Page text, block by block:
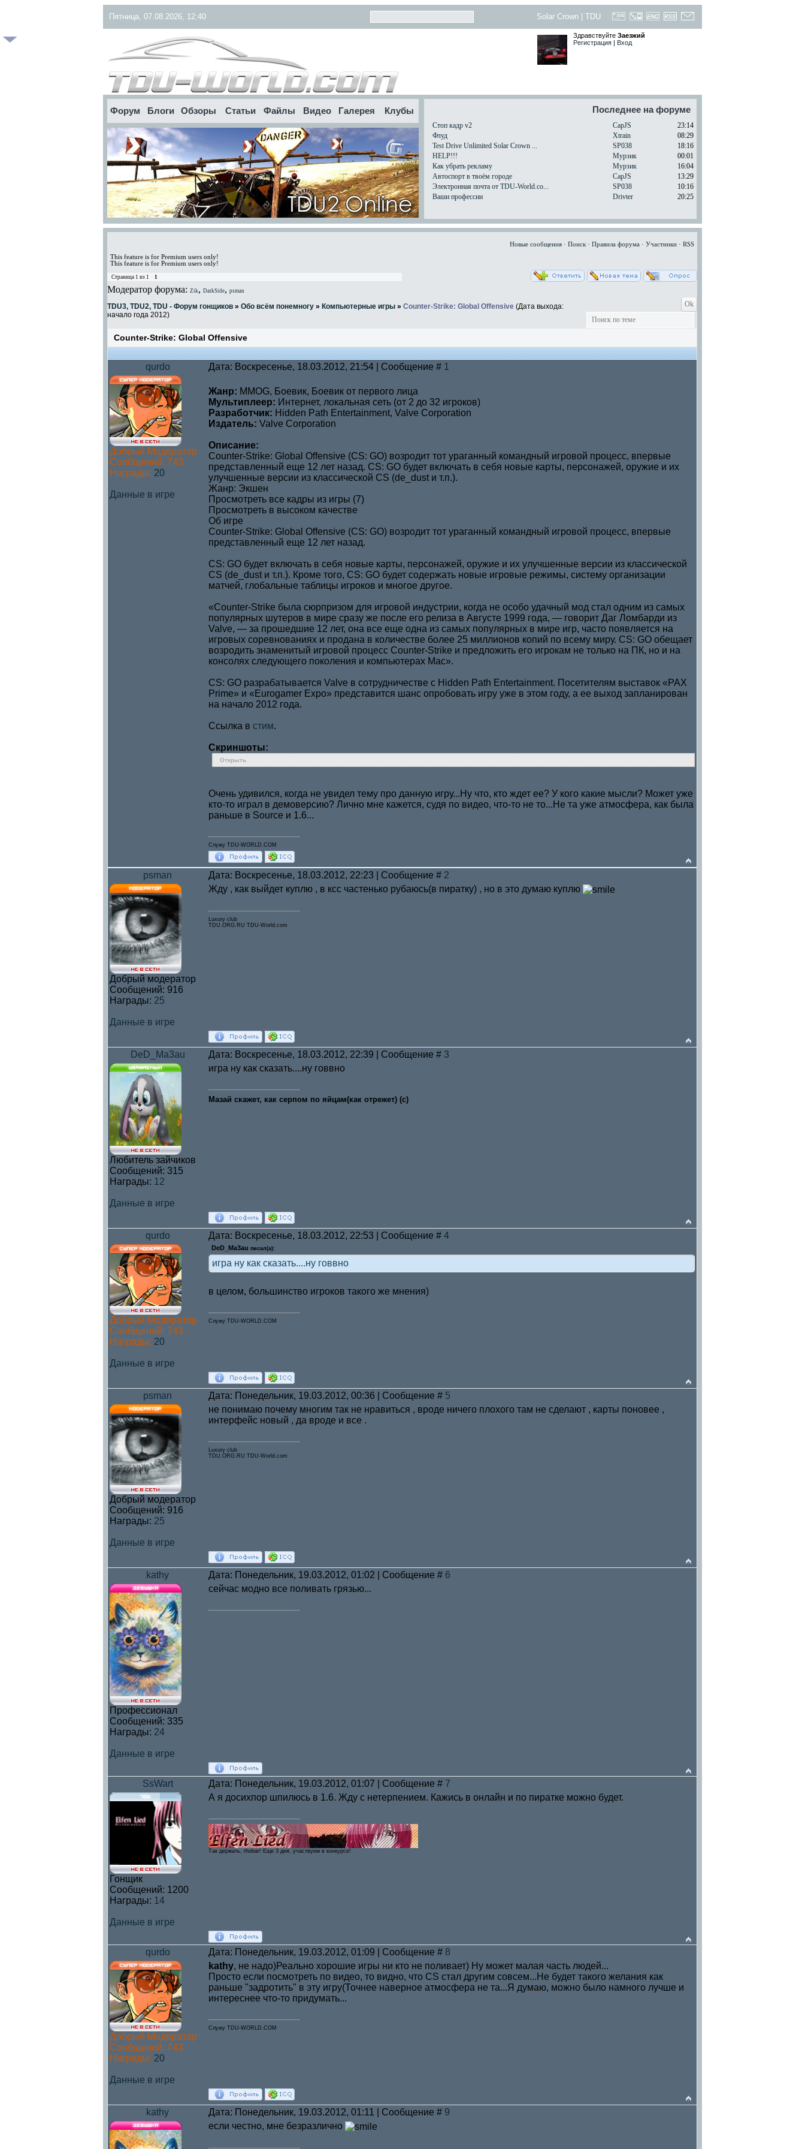
Пятница, 07.08.2026, 12:40 Solar Crown TDU
Здравствуйте Заезжий
Регистрация | Вход
Форум Блоги Обзоры Статьи Файлы Видео Галерея Клубы Последнее на форуме
Стоп кадр v2 CapJS
23:14
Флуд
Xtrain
08:29
Test Drive Unlimited Solar Crown ...
SP038
18:16
HELP!!!
Мурзик
00:01
Как убрать рекламу
Мурзик
16:04
Автоспорт в твоём городе
CapJS
13:29
Электронная почта от TDU-World.co...
SP038
10:16
Ваши профессии
Drivter 20:25
Новые сообщения · Поиск · Правила форума · Участники · RSS
This feature is for Premium users only!
This feature is for Premium users only!
Страница 1 из 1 1
Модератор форума: Zik, DarkSide, psman
TDU3, TDU2, TDU - Форум гонщиков » Обо всём понемногу » Компьютерные игры » Counter-Strike: Global Offensive (Дата выхода:
начало года 2012)
Counter-Strike: Global Offensive
qurdo Дата: Воскресенье, 18.03.2012, 21:54 | Сообщение # 1
Добрый Модератор
Сообщений: 743
Награды: 20
Данные в игре
Жанр: MMOG, Боевик, Боевик от первого лица
Мультиплеер: Интернет, локальная сеть (от 2 до 32 игроков)
Разработчик: Hidden Path Entertainment, Valve Corporation
Издатель: Valve Corporation
Описание:
Counter-Strike: Global Offensive (CS: GO) возродит тот ураганный командный игровой процесс, впервые
представленный еще 12 лет назад. CS: GO будет включать в себя новые карты, персонажей, оружие и их
улучшенные версии из классической CS (de_dust и т.п.).
Жанр: Экшен
Просмотреть все кадры из игры (7)
Просмотреть в высоком качестве
Об игре
Counter-Strike: Global Offensive (CS: GO) возродит тот ураганный командный игровой процесс, впервые
представленный еще 12 лет назад.
CS: GO будет включать в себя новые карты, персонажей, оружие и их улучшенные версии из классической
CS (de_dust и т.п.). Кроме того, CS: GO будет содержать новые игровые режимы, систему организации
матчей, глобальные таблицы игроков и многое другое.
«Counter-Strike была сюрпризом для игровой индустрии, когда не особо удачный мод стал одним из самых
популярных шутеров в мире сразу же после его релиза в Августе 1999 года, — говорит Даг Ломбарди из
Valve, — за прошедшие 12 лет, она все еще одна из самых популярных в мире игр, часто появляется на
игровых соревнованиях и продана в количестве более 25 миллионов копий по всему миру. CS: GO обещает
возродить знаменитый игровой процесс Counter-Strike и предложить его игрокам не только на ПК, но и на
консолях следующего поколения и компьютерах Mac».
CS: GO разрабатывается Valve в сотрудничестве с Hidden Path Entertainment. Посетителям выставок «PAX
Prime» и «Eurogamer Expo» представится шанс опробовать игру уже в этом году, а ее выход запланирован
на начало 2012 года.
Ссылка в стим.
Скриншоты:
Открыть
Очень удивился, когда не увидел тему про данную игру...Ну что, кто ждет ее? У кого какие мысли? Может уже
кто-то играл в демоверсию? Лично мне кажется, судя по видео, что-то не то...Не та уже атмосфера, как была
раньше в Source и 1.6...
Служу TDU-WORLD.COM
psman Дата: Воскресенье, 18.03.2012, 22:23 | Сообщение # 2
Добрый модератор
Сообщений: 916
Награды: 25
Данные в игре
Жду , как выйдет куплю , в ксс частенько рубаюсь(в пиратку) , но в это думаю куплю
Luxury club
TDU.ORG.RU TDU-World.com
DeD_Ma3au Дата: Воскресенье, 18.03.2012, 22:39 | Сообщение # 3
Любитель зайчиков
Сообщений: 315
Награды: 12
Данные в игре
игра ну как сказать....ну говвно
Мазай скажет, как серпом по яйцам(как отрежет) (с)
qurdo Дата: Воскресенье, 18.03.2012, 22:53 | Сообщение # 4
Добрый Модератор
Сообщений: 743
Награды: 20
Данные в игре
DeD_Ma3au писал(а):
игра ну как сказать....ну говвно
в целом, большинство игроков такого же мнения)
Служу TDU-WORLD.COM
psman Дата: Понедельник, 19.03.2012, 00:36 | Сообщение # 5
Добрый модератор
Сообщений: 916
Награды: 25
Данные в игре
не понимаю почему многим так не нравиться , вроде ничего плохого там не сделают , карты поновее ,
интерфейс новый , да вроде и все .
Luxury club
TDU.ORG.RU TDU-World.com
kathy Дата: Понедельник, 19.03.2012, 01:02 | Сообщение # 6
Профессионал
Сообщений: 335
Награды: 24
Данные в игре
сейчас модно все поливать грязью...
SsWart Дата: Понедельник, 19.03.2012, 01:07 | Сообщение # 7
Гонщик
Сообщений: 1200
Награды: 14
Данные в игре
А я досихпор шпилюсь в 1.6. Жду с нетерпением. Кажись в онлайн и по пиратке можно будет.
Так держать, rhobar! Eще 3 дня, участвуем в конкурсе!
qurdo Дата: Понедельник, 19.03.2012, 01:09 | Сообщение # 8
Добрый Модератор
Сообщений: 743
Награды: 20
Данные в игре
kathy, не надо)Реально хорошие игры ни кто не поливает) Ну может малая часть людей...
Просто если посмотреть по видео, то видно, что CS стал другим совсем...Не будет такого желания как
раньше "задротить" в эту игру(Точнее наверное атмосфера не та...Я думаю, можно было намного лучше и
интереснее что-то придумать...
Служу TDU-WORLD.COM
kathy Дата: Понедельник, 19.03.2012, 01:11 | Сообщение # 9
если честно, мне безразлично